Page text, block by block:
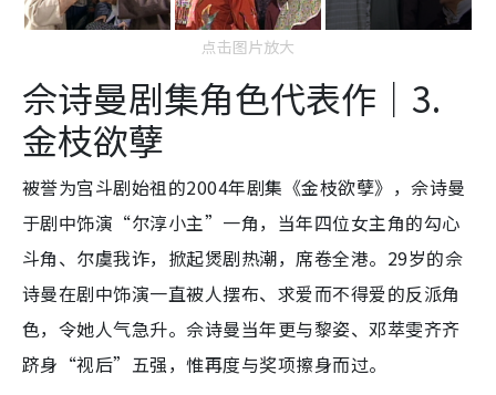
点击图片放大
佘诗曼剧集角色代表作｜3.
金枝欲孽
被誉为宫斗剧始祖的2004年剧集《金枝欲孽》，佘诗曼
于剧中饰演“尔淳小主”一角，当年四位女主角的勾心
斗角、尔虞我诈，掀起煲剧热潮，席卷全港。29岁的佘
诗曼在剧中饰演一直被人摆布、求爱而不得爱的反派角
色，令她人气急升。佘诗曼当年更与黎姿、邓萃雯齐齐
跻身“视后”五强，惟再度与奖项擦身而过。